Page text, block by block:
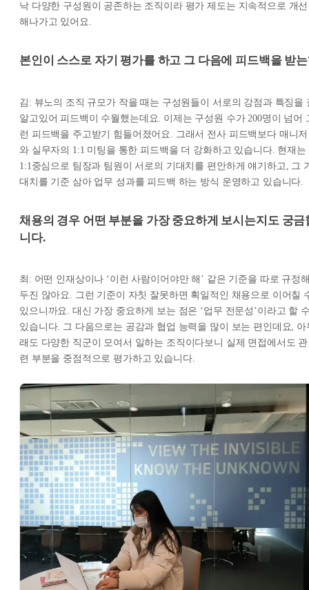
낙 다양한 구성원이 공존하는 조직이라 평가 제도는 지속적으로 개선
해나가고 있어요.
본인이 스스로 자기 평가를 하고 그 다음에 피드백을 받
김: 뷰노의 조직 규모가 작을 때는 구성원들이 서로의 강점과 특징을
알고있어 피드백이 수월했는데요. 이제는 구성원 수가 200명이 넘어
런 피드백을 주고받기 힘들어졌어요. 그래서 전사 피드백보다 매니저
와 실무자의 1:1 미팅을 통한 피드백을 더 강화하고 있습니다. 현재는
1:1중심으로 팀장과 팀원이 서로의 기대치를 편안하게 얘기하고, 그
대치를 기준 삼아 업무 성과를 피드백 하는 방식 운영하고 있습니다.
채용의 경우 어떤 부분을 가장 중요하게 보시는지도 궁금
니다.
최: 어떤 인재상이나 ‘이런 사람이어야만 해’ 같은 기준을 따로 규정
두진 않아요. 그런 기준이 자칫 잘못하면 획일적인 채용으로 이어칠
있으니까요. 대신 가장 중요하게 보는 점은 ‘업무 전문성’이라고 할
있습니다. 그 다음으로는 공감과 협업 능력을 많이 보는 편인데요, 아
래도 다양한 직군이 모여서 일하는 조직이다보니 실제 면접에서도 관
련 부분을 중점적으로 평가하고 있습니다.